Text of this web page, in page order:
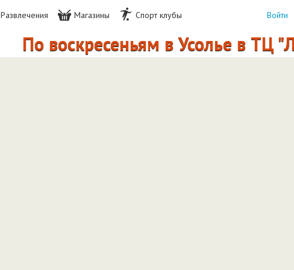
Развлечения Магазины Спорт клубы
По воскресеньям в Усолье в ТЦ
Войти